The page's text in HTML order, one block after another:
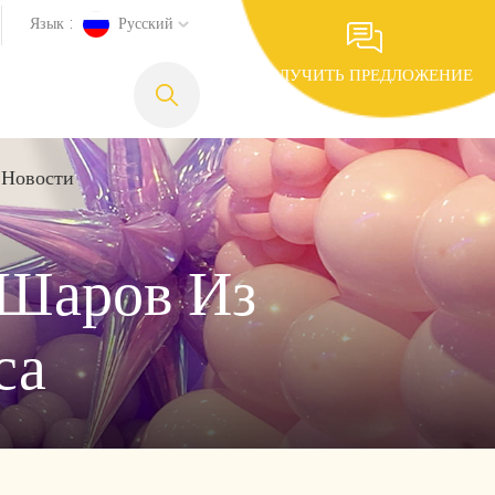
ПОЛУЧИТЬ ПРЕДЛОЖЕНИЕ
Язык : Русский
Новости
Из